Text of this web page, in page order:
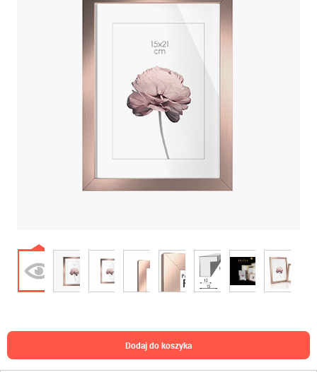
dodaj do koszyka